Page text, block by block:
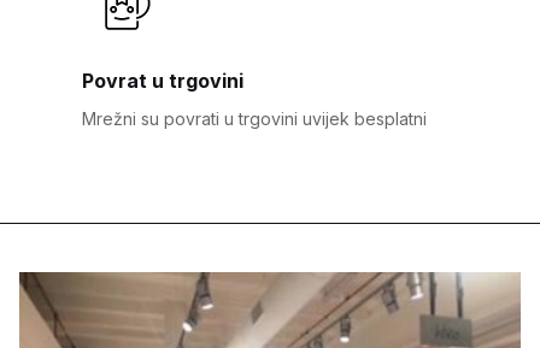
Povrat u trgovini
Mrežni su povrati u trgovini uvijek besplatni